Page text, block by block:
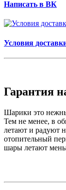
Написать в ВК
Условия
Гарантия
Шарики это
Тем не менее, в
летают и радуют
отопительный
шары летают